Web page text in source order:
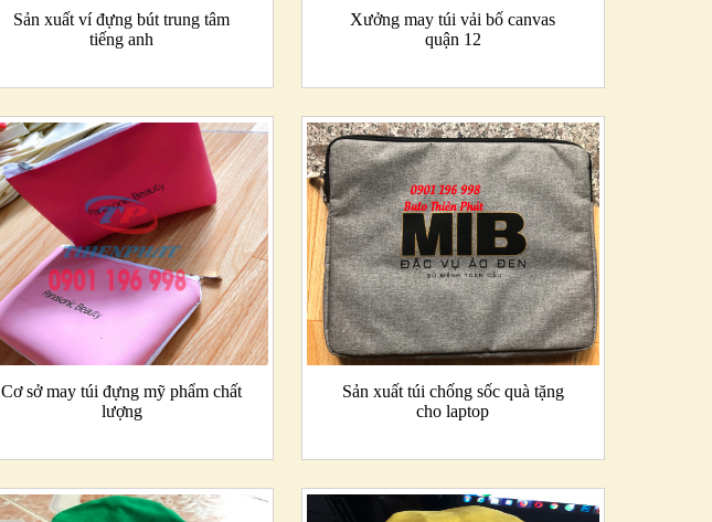
Sản xuất ví đựng bút trung tâm
tiếng anh
Xưởng may túi vải bố canvas
quận 12
Cơ sở may túi đựng mỹ phẩm chất
lượng
Sản xuất túi chống sốc quà tặng
cho laptop